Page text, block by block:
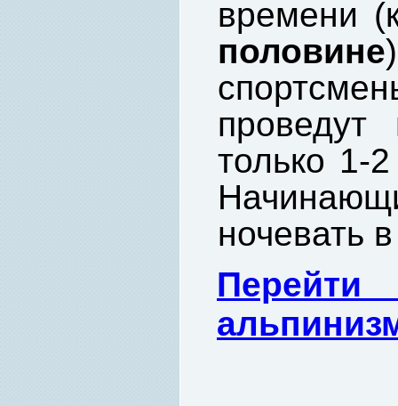
времени
половине
проведут
только 1-
ночевать